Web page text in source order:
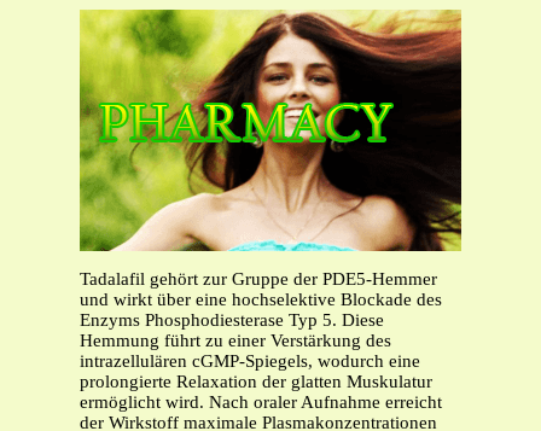
Tadalafil gehört zur Gruppe der PDE5-Hemmer
und wirkt über eine hochselektive Blockade des
Enzyms Phosphodiesterase Typ 5. Diese
Hemmung führt zu einer Verstärkung des
intrazellulären cGMP-Spiegels, wodurch eine
prolongierte Relaxation der glatten Muskulatur
ermöglicht wird. Nach oraler Aufnahme erreicht
der Wirkstoff maximale Plasmakonzentrationen